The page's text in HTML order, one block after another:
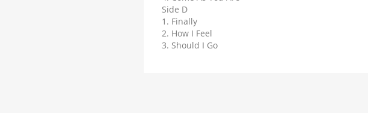
Side D
1. Finally
2. How I Feel
3. Should I Go